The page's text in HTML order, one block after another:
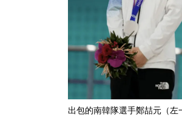
出包的南韓隊選手鄭喆元（左